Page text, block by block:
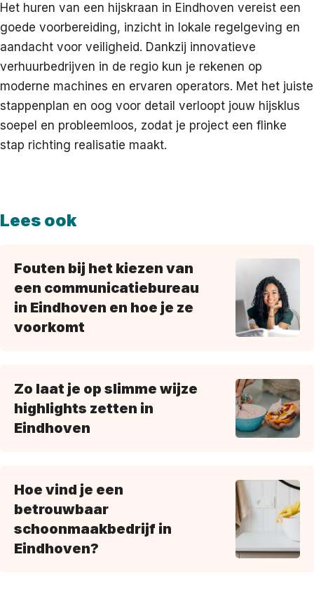
Het huren van een hijskraan in Eindhoven vereist een
goede voorbereiding, inzicht in lokale regelgeving en
aandacht voor veiligheid. Dankzij innovatieve
verhuurbedrijven in de regio kun je rekenen op
moderne machines en ervaren operators. Met het juiste
stappenplan en oog voor detail verloopt jouw hijsklus
soepel en probleemloos, zodat je project een flinke
stap richting realisatie maakt.
Lees ook
Fouten bij het kiezen van
een communicatiebureau
in Eindhoven en hoe je ze
voorkomt
Zo laat je op slimme wijze
highlights zetten in
Eindhoven
Hoe vind je een
betrouwbaar
schoonmaakbedrijf in
Eindhoven?